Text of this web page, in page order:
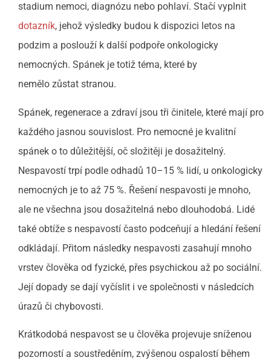
stadium nemoci, diagnózu nebo pohlaví. Stačí vyplnit
dotazník, jehož výsledky budou k dispozici letos na
podzim a poslouží k další podpoře onkologicky
nemocných. Spánek je totiž téma, které by
nemělo zůstat stranou.
Spánek, regenerace a zdraví jsou tři činitele, které mají pro
každého jasnou souvislost. Pro nemocné je kvalitní
spánek o to důležitější, oč složitěji je dosažitelný.
Nespavostí trpí podle odhadů 10–15 % lidí, u onkologicky
nemocných je to až 75 %. Řešení nespavosti je mnoho,
ale ne všechna jsou dosažitelná nebo dlouhodobá. Lidé
také obtíže s nespavostí často podceňují a hledání řešení
odkládají. Přitom následky nespavosti zasahují mnoho
vrstev člověka od fyzické, přes psychickou až po sociální.
Její dopady se dají vyčíslit i ve společnosti v následcích
úrazů či chybovosti.
Krátkodobá nespavost se u člověka projevuje sníženou
pozorností a soustředěním, zvýšenou ospalostí během